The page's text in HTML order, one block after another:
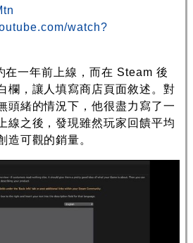
watch?
在一年前上線，而在 Steam 後
欄，讓人填寫商店頁面敘述。對
頭緒的情況下，他很盡力寫了一
線之後，發現雖然玩家回饋平均
造可觀的銷量。